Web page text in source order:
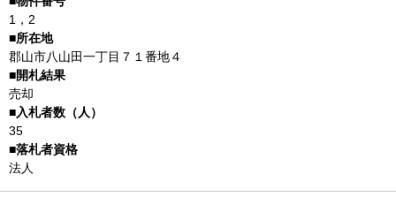
1，2
郡山市八山田一丁目７１番地４
売却
35
法人